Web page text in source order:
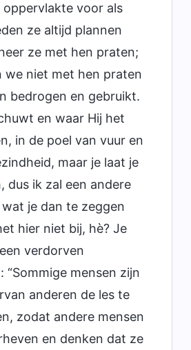
oppervlakte voor als
ze altijd plannen
ze met hen praten;
we niet met hen praten
bedrogen en gebruikt.
en waar Hij het
in de poel van vuur en
maar je laat je
dus ik zal een andere
je dan te zeggen
hier niet bij, hè? Je
verdorven
mensen zijn
anderen de les te
zodat andere mensen
en denken dat ze